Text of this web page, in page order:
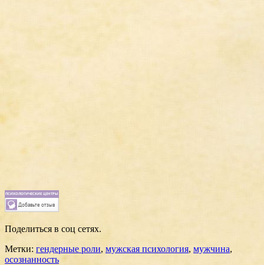
Поделиться в соц сетях.
Метки: гендерные роли, мужская психология, мужчина,
осознанность